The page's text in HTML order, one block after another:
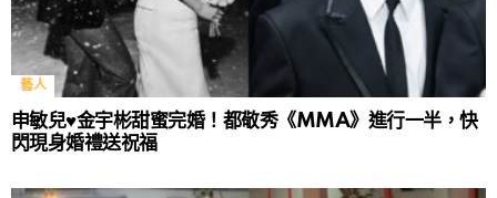
藝人
申敏兒♥金宇彬甜蜜完婚！都敬秀《MMA》進行一半，快
閃現身婚禮送祝福